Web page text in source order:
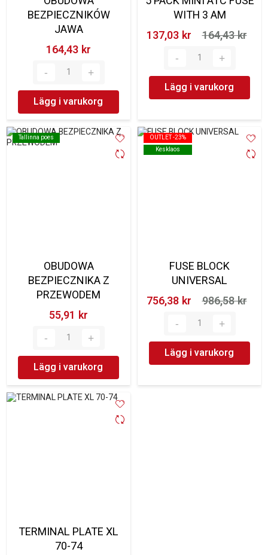
BEZPIECZNIKÓW
JAWA
164,43 kr‎
Lägg i varukorg
WITH 3 AM
137,03 kr‎
164,43 kr‎
Lägg i varukorg
Tallinna poes
Tallinna poes
OBUDOWA
BEZPIECZNIKA Z
PRZEWODEM
55,91 kr‎
Lägg i varukorg
OUTLET -23%
Kesklaos
OUTLET -23%
Kesklaos
FUSE BLOCK
UNIVERSAL
756,38 kr‎
986,58 kr‎
Lägg i varukorg
TERMINAL PLATE XL
70-74